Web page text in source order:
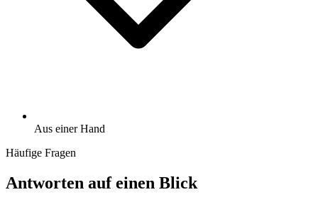
Aus einer Hand
Häufige Fragen
Antworten auf einen Blick